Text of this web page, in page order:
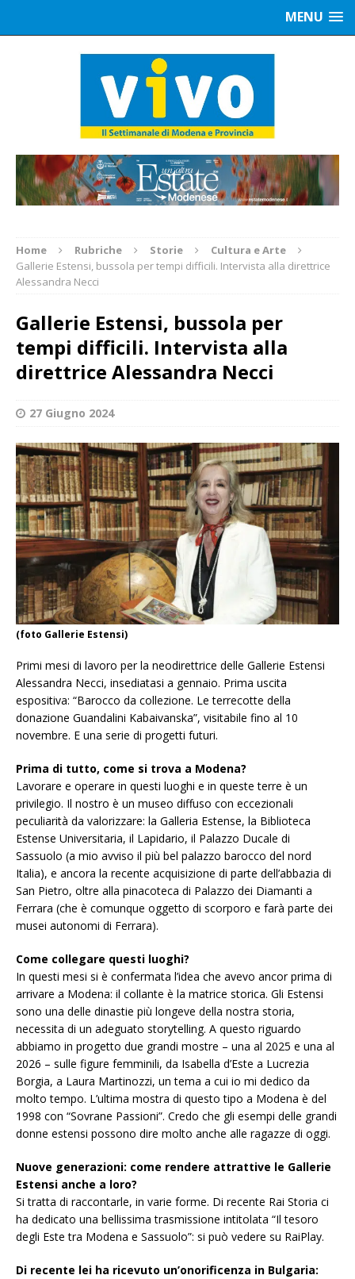
MENU
Home Rubriche Storie
Cultura e Arte
Gallerie Estensi, bussola per tempi difficili. Intervista alla direttrice
Alessandra Necci
Gallerie Estensi, bussola per
tempi difficili. Intervista alla
direttrice Alessandra Necci
27 Giugno 2024
(foto Gallerie Estensi)
Primi mesi di lavoro per la neodirettrice delle Gallerie Estensi
Alessandra Necci, insediatasi a gennaio. Prima uscita
espositiva: “Barocco da collezione. Le terrecotte della
donazione Guandalini Kabaivanska”, visitabile fino al 10
novembre. E una serie di progetti futuri.
Prima di tutto, come si trova a Modena?
Lavorare e operare in questi luoghi e in queste terre è un
privilegio. Il nostro è un museo diffuso con eccezionali
peculiarità da valorizzare: la Galleria Estense, la Biblioteca
Estense Universitaria, il Lapidario, il Palazzo Ducale di
Sassuolo (a mio avviso il più bel palazzo barocco del nord
Italia), e ancora la recente acquisizione di parte dell’abbazia di
San Pietro, oltre alla pinacoteca di Palazzo dei Diamanti a
Ferrara (che è comunque oggetto di scorporo e farà parte dei
musei autonomi di Ferrara).
Come collegare questi luoghi?
In questi mesi si è confermata l’idea che avevo ancor prima di
arrivare a Modena: il collante è la matrice storica. Gli Estensi
sono una delle dinastie più longeve della nostra storia,
necessita di un adeguato storytelling. A questo riguardo
abbiamo in progetto due grandi mostre – una al 2025 e una al
2026 – sulle figure femminili, da Isabella d’Este a Lucrezia
Borgia, a Laura Martinozzi, un tema a cui io mi dedico da
molto tempo. L’ultima mostra di questo tipo a Modena è del
1998 con “Sovrane Passioni”. Credo che gli esempi delle grandi
donne estensi possono dire molto anche alle ragazze di oggi.
Nuove generazioni: come rendere attrattive le Gallerie
Estensi anche a loro?
Si tratta di raccontarle, in varie forme. Di recente Rai Storia ci
ha dedicato una bellissima trasmissione intitolata “Il tesoro
degli Este tra Modena e Sassuolo”: si può vedere su RaiPlay.
Di recente lei ha ricevuto un’onorificenza in Bulgaria: